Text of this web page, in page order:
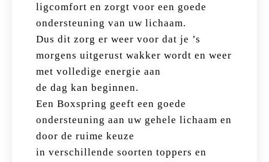
ligcomfort en zorgt voor een goede
ondersteuning van uw lichaam.
Dus dit zorg er weer voor dat je ’s
morgens uitgerust wakker wordt en weer
met volledige energie aan
de dag kan beginnen.
Een Boxspring geeft een goede
ondersteuning aan uw gehele lichaam en
door de ruime keuze
in verschillende soorten toppers en